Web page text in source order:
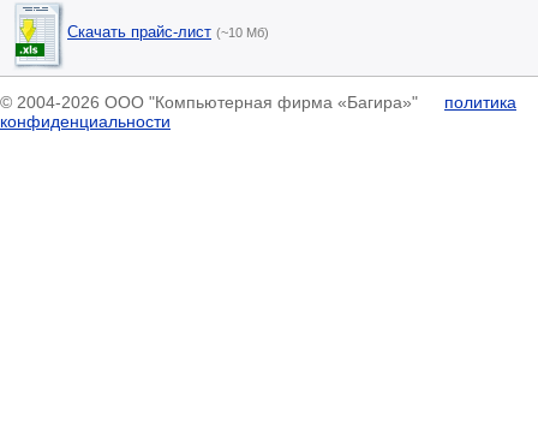
Скачать прайс-лист (~10 Мб)
© 2004-2026 ООО "Компьютерная фирма «Багира»" политика
конфиденциальности